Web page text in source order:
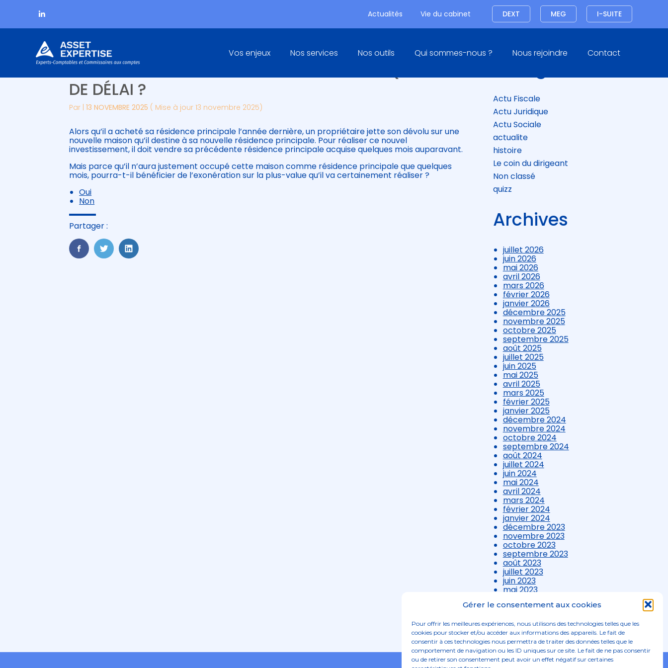
Gérer le consentement aux cookies
Pour offrir les meilleures expériences, nous utilisons des technologies telles que les
cookies pour stocker et/ou accéder aux informations des appareils. Le fait de
consentir à ces technologies nous permettra de traiter des données telles que le
comportement de navigation ou les ID uniques sur ce site. Le fait de ne pas consentir
ou de retirer son consentement peut avoir un effet négatif sur certaines
Actualités Vie du cabinet Connexion I-SUITE
MEG
DEXT
Aller
au
Principal
Vos enjeux Nos services Nos outils Qui sommes-nous ? Nous rejoindre Contact
VENTE DE LA RÉSIDENCE PRINCIPALE : UNE QUESTION
DE DÉLAI ?
Par |13 NOVEMBRE 2025 ( Mise à jour 13 novembre 2025)
Alors qu’il a acheté sa résidence principale l’année dernière, un propriétaire jette son dévolu sur une
nouvelle maison qu’il destine à sa nouvelle résidence principale. Pour réaliser ce nouvel
investissement, il doit vendre sa précédente résidence principale acquise quelques mois auparavant.
Mais parce qu’il n’aura justement occupé cette maison comme résidence principale que quelques
mois, pourra-t-il bénéficier de l’exonération sur la plus-value qu’il va certainement réaliser ?
Oui
Non
Partager :
FaceBook
TwitterLinkedIn
Blog
Actu Fiscale
Actu Juridique
Actu Sociale
actualite
histoire
Le coin du dirigeant
Non classé
quizz
Archives
juillet 2026
juin 2026
mai 2026
avril 2026
mars 2026
février 2026
janvier 2026
décembre 2025
novembre 2025
octobre 2025
septembre 2025
août 2025
juillet 2025
juin 2025
mai 2025
avril 2025
mars 2025
février 2025
janvier 2025
décembre 2024
novembre 2024
octobre 2024
septembre 2024
août 2024
juillet 2024
juin 2024
mai 2024
avril 2024
mars 2024
février 2024
janvier 2024
décembre 2023
novembre 2023
octobre 2023
septembre 2023
août 2023
juillet 2023
juin 2023
mai 2023
mars 2023